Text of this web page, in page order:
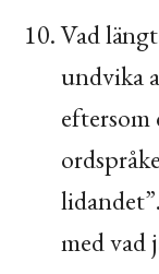
Vad
undvika
eftersom
med vad